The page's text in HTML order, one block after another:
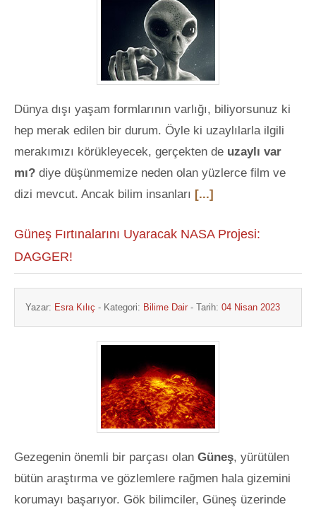
Dünya dışı yaşam formlarının varlığı, biliyorsunuz ki
hep merak edilen bir durum. Öyle ki uzaylılarla ilgili
merakımızı körükleyecek, gerçekten de uzaylı var
mı? diye düşünmemize neden olan yüzlerce film ve
dizi mevcut. Ancak bilim insanları [...]
Güneş Fırtınalarını Uyaracak NASA Projesi:
DAGGER!
Yazar: Esra Kılıç - Kategori: Bilime Dair - Tarih: 04 Nisan 2023
Gezegenin önemli bir parçası olan Güneş, yürütülen
bütün araştırma ve gözlemlere rağmen hala gizemini
korumayı başarıyor. Gök bilimciler, Güneş üzerinde